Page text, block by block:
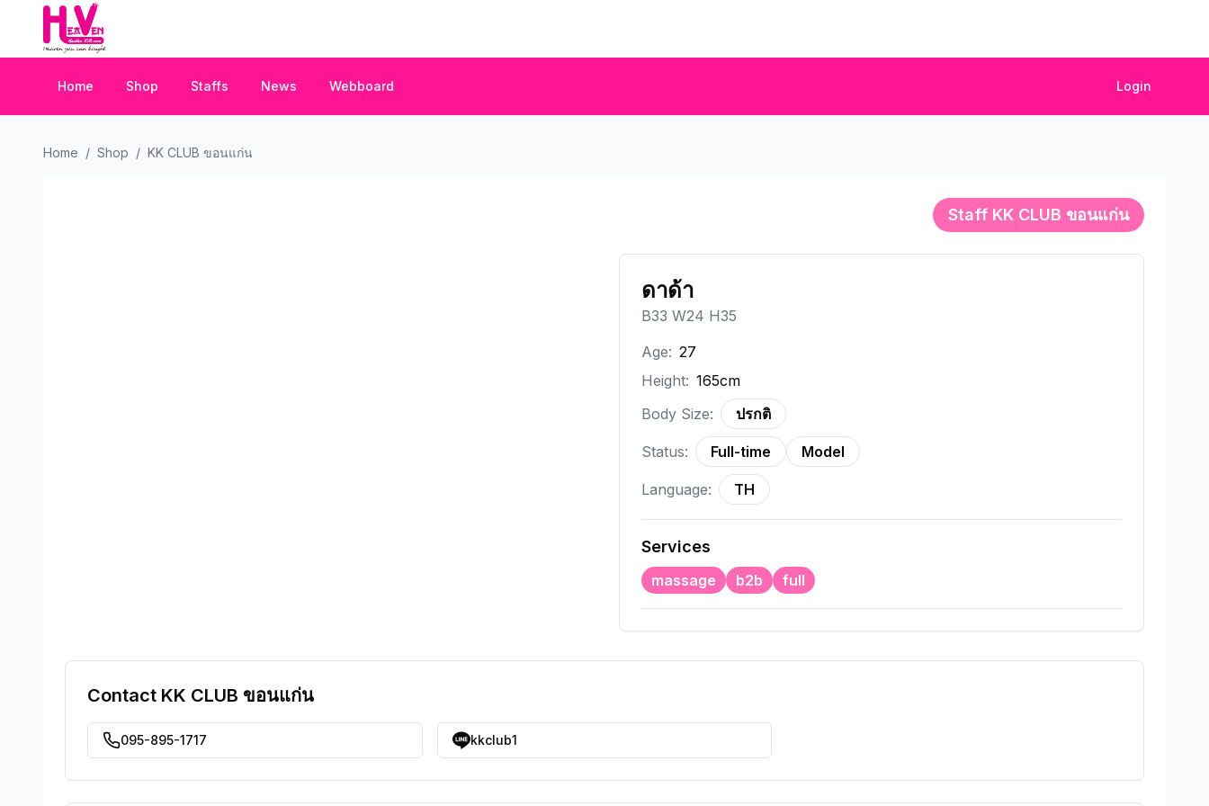
Home Shop Staffs News Webboard Login
Home / Shop / KK CLUB ขอนแก่น
Staff KK CLUB ขอนแก่น
ดาด้า
B33 W24 H35
Age: 27
Height: 165cm
Body Size:
ปรกติ
Status: Full-time Model
Language: TH
Services
massage b2b full
Contact KK CLUB ขอนแก่น
095-895-1717 kkclub1